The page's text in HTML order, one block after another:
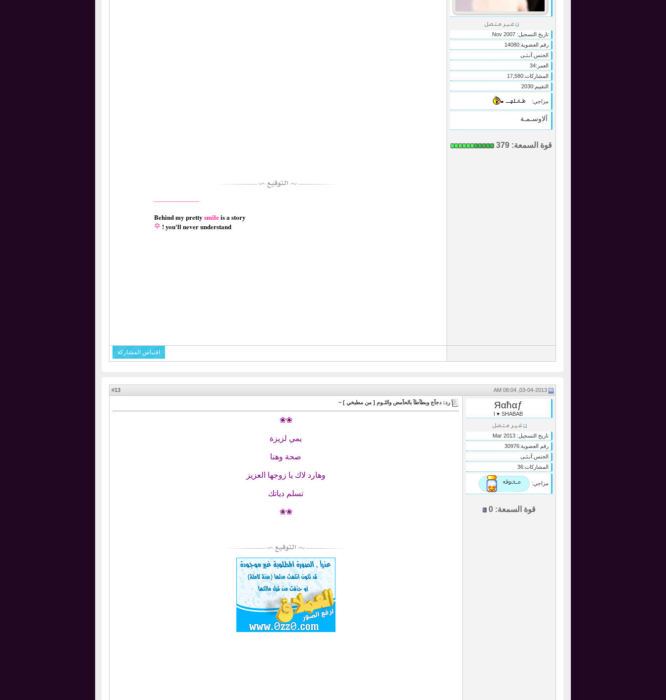
تاريخ التسجيل: Nov 2007
رقم العضوية:14080
الجنس:آنـثـى
العمر:34
المشاركات:17,580
التقييم:2030
مزاجي:
آلاوسـمـة
قوة السمعة:379
Behind my pretty smileis a story
you'll never understand !
اقتباس المشاركة
03-04-2013, 08:04 AM
#
13
Яαћαƒ
I ♥ SHABAB
تاريخ التسجيل: Mar 2013
رقم العضوية:30976
الجنس:آنـثـى
المشاركات:36
مزاجي:
قوة السمعة:0
رد: دجآج وبطآطآ بالحآمض والثـوم [ من مطبخي ] ~
❀❀
يمي لزيزة
صحة وهنا
وهارد لاك يا زوجها العزيز
تسلم دياتك
❀❀